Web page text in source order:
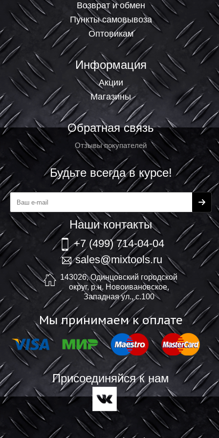
Возврат и обмен
Пункты самовывоза
Оптовикам
Информация
Акции
Магазины
Обратная связь
Отзывы покупателей
Будьте всегда в курсе!
Наши контакты
+7 (499) 714-04-04
sales@mixtools.ru
143026, Одинцовский городской
округ, р.н. Новоивановское,
Западная ул., с.100
Мы принимаем к оплате
Присоединяйся к нам